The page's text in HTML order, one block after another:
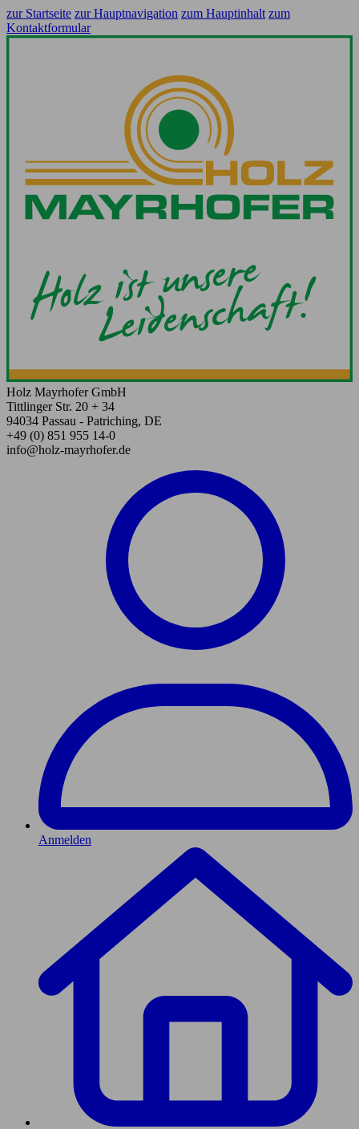
zur Startseite zur Hauptnavigation zum Hauptinhalt zum
Kontaktformular
Holz Mayrhofer GmbH
Tittlinger Str. 20 + 34
94034 Passau - Patriching, DE
+49 (0) 851 955 14-0
info@holz-mayrhofer.de
Anmelden